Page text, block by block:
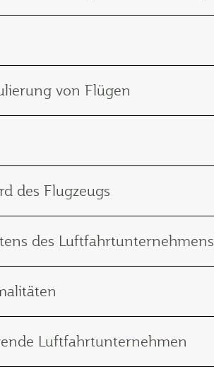
von Flügen
des Flugzeugs
des Luftfahrtunternehmens
Luftfahrtunternehmen